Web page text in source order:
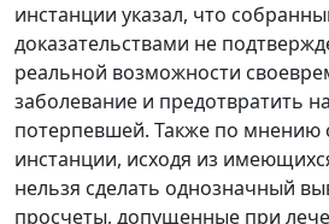
инстанции указал, что
доказательствами не
реальной возможности
заболевание и предотвратить
потерпевшей. Также по мнению
инстанции, исходя из
нельзя сделать однозначный
просчеты, допущенные при